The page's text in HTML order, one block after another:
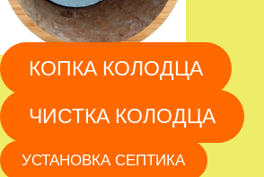
КОПКА КОЛОДЦА
ЧИСТКА КОЛОДЦА
УСТАНОВКА СЕПТИКА